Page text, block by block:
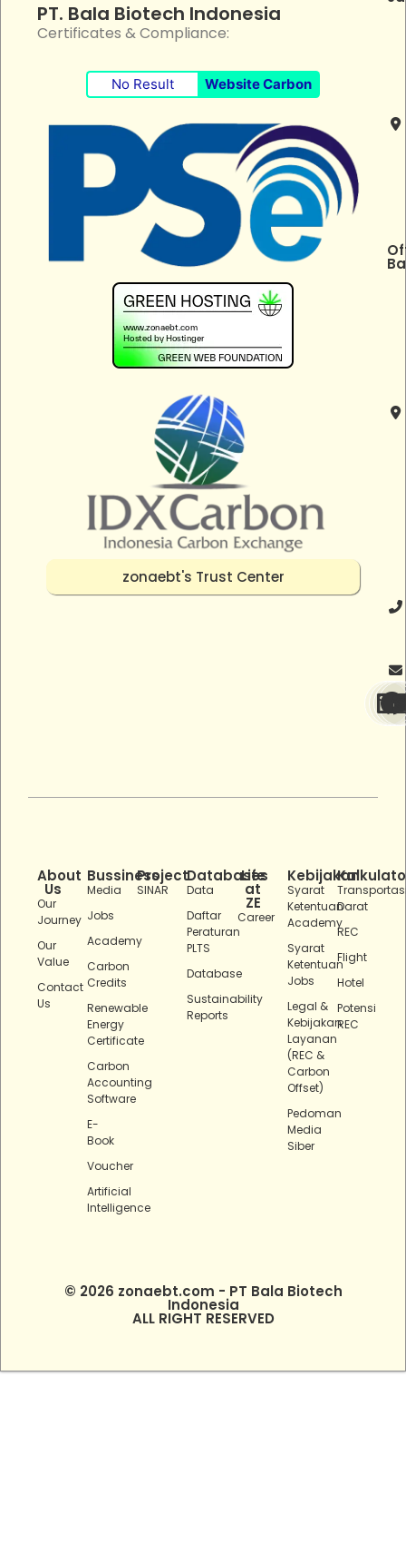
PT. Bala Biotech Indonesia
Certificates & Compliance:
No Result Website Carbon
zonaebt's Trust Center
About
Us
Our
Journey
Our
Value
Contact
Us
Bussiness
Media
Jobs
Academy
Carbon
Credits
Renewable
Energy
Certificate
Carbon
Accounting
Software
E-
Book
Voucher
Artificial
Intelligence
Project
SINAR
Databases
Data
Daftar
Peraturan
PLTS
Database
Sustainability
Reports
Life
at
ZE
Career
Kebijakan
Syarat
Ketentuan
Academy
Syarat
Ketentuan
Jobs
Legal &
Kebijakan
Layanan
(REC &
Carbon
Offset)
Pedoman
Media
Siber
Darat
REC
Flight
Hotel
Potensi
REC
© 2026 zonaebt.com - PT Bala Biotech
Indonesia
ALL RIGHT RESERVED